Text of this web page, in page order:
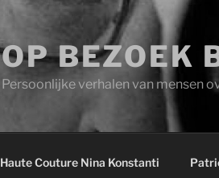
OP BEZOEK
Persoonlijke verhalen van mensen
Haute Couture Nina Konstanti